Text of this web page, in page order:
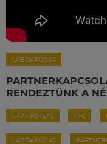
LABDARÚGÁS
RENDEZTÜNK A
UTÁNPÓTLÁS FTC
LABDARÚGÁS
Hírek
Labdarúgás
Szakosztályok
Meccscenter